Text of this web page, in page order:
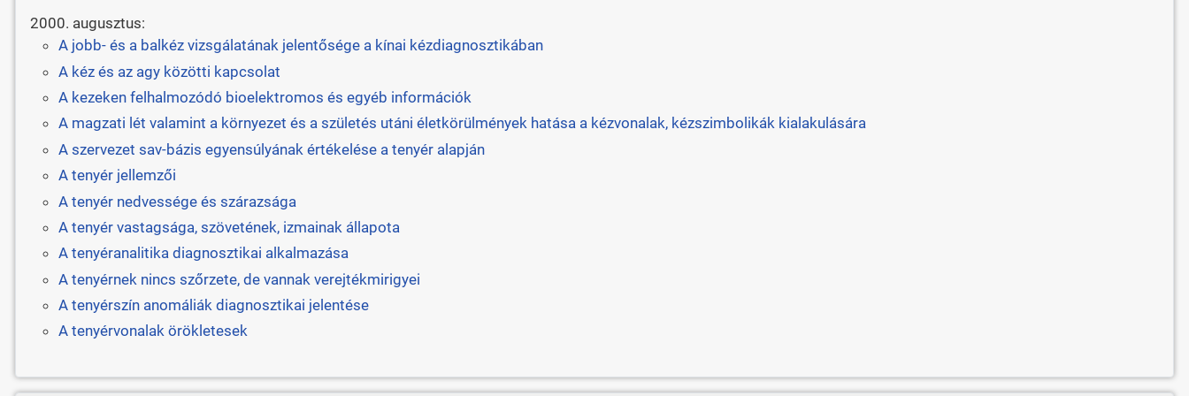
2000. augusztus:
A jobb- és a balkéz vizsgálatának jelentősége a kínai kézdiagnosztikában
A kéz és az agy közötti kapcsolat
A kezeken felhalmozódó bioelektromos és egyéb információk
A magzati lét valamint a környezet és a születés utáni életkörülmények hatása a kézvonalak, kézszimbolikák kialakulására
A szervezet sav-bázis egyensúlyának értékelése a tenyér alapján
A tenyér jellemzői
A tenyér nedvessége és szárazsága
A tenyér vastagsága, szövetének, izmainak állapota
A tenyéranalitika diagnosztikai alkalmazása
A tenyérnek nincs szőrzete, de vannak verejtékmirigyei
A tenyérszín anomáliák diagnosztikai jelentése
A tenyérvonalak örökletesek